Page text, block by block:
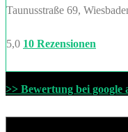
Taunusstraße 69,
5,0 10 Rezensionen
>> Bewertung bei google